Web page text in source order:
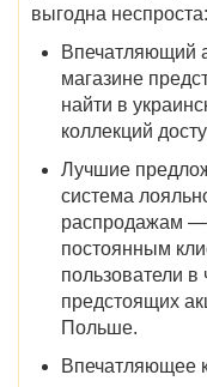
выгодна неспроста:
Впечатляющий
магазине
найти в
коллекций
Лучшие
система
распродажам —
постоянным
пользователи
предстоящих
Польше.
Впечатляющее